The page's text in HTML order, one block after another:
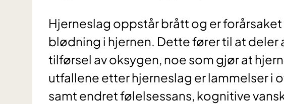
Hjerneslag oppstår brått og er
blødning i hjernen. Dette fører til at deler
tilførsel av oksygen, noe som gjør at
utfallene etter hjerneslag er lammelser i
samt endret følelsessans, kognitive